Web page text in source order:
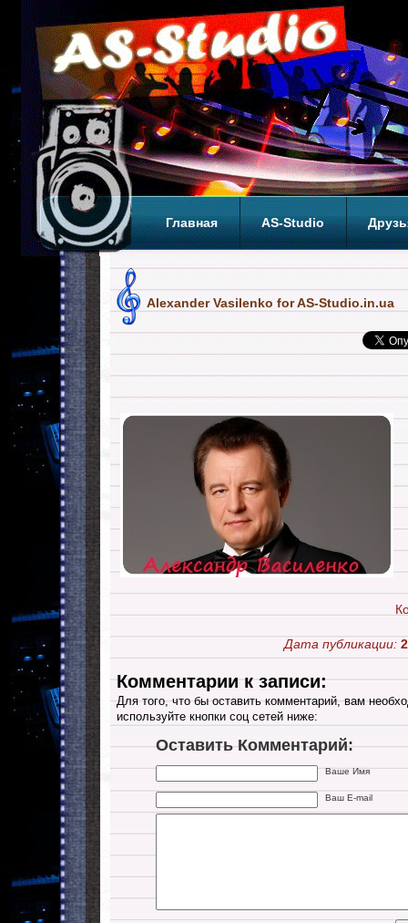
Главная AS-Studio
Alexander Vasilenko for AS-Studio.in.ua
Дата публикации:
Комментарии к записи:
Для того, что бы оставить комментарий, вам
используйте кнопки соц сетей ниже:
Оставить Комментарий:
Ваше Имя
Ваш E-mail